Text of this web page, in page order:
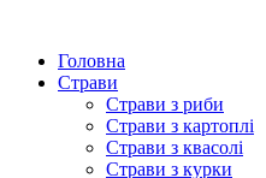
Головна
Страви
Страви з риби
Страви з картоплі
Страви з квасолі
Страви з курки